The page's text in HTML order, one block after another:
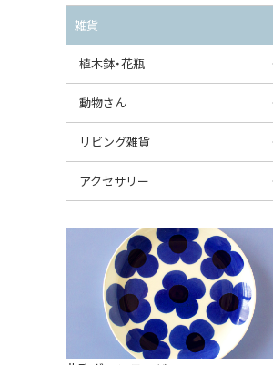
変形プレート
分割ディッシュ
すべて見る
葉っぱ型ボウル
りんご型ボウル
いちご型ボウル
星型ボウル
スープカップ
そば猪口・フリーカップ
ココット
薬味入れ
ミキシングボウル
チーズケース
バターディッシュ
六角形ポット
ボトル
すべて見る
ケーキスタンド
カトラリー
はしおき・カトラリーレスト
スクエアオーブンディッシュ
オーバルオーブンディッシュ
すべて見る
マフィン型
すべて見る
チュリーン
キャセロール
すべて見る
雑貨
植木鉢・花瓶
植木鉢
花瓶
動物さん
フィギュア・置物
貯金箱
オーナメント
クリーマー
リビング雑貨
スツール
バス・洗面用品
家具小物
小物入れ
アロマポット
アクセサリー
ペンダントトップ
すべて見る